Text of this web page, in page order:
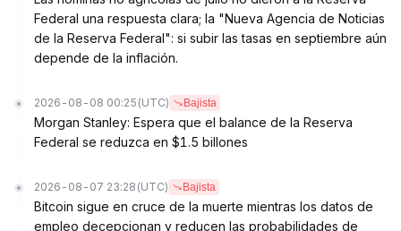
Federal una respuesta clara; la "Nueva Agencia de Noticias
de la Reserva Federal": si subir las tasas en septiembre aún
depende de la inflación.
2026-08-08 00:25 (UTC) Bajista
Morgan Stanley: Espera que el balance de la Reserva
Federal se reduzca en $1.5 billones
2026-08-07 23:28 (UTC) Bajista
Bitcoin sigue en cruce de la muerte mientras los datos de
empleo decepcionan y reducen las probabilidades de